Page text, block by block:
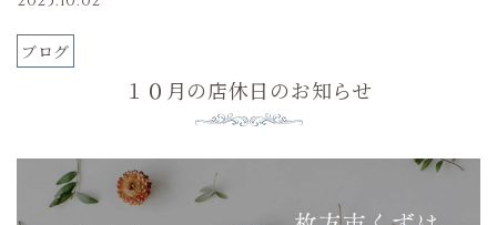
ブログ
１０月の店休日のお知らせ